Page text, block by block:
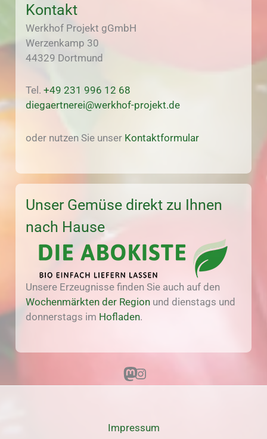
Kontakt
Werkhof Projekt gGmbH
Werzenkamp 30
44329 Dortmund
Tel.+49 231 996 12 68
diegaertnerei@werkhof-projekt.de
oder nutzen Sie unser Kontaktformular
Unser Gemüse direkt zu Ihnen
nach Hause
Unsere Erzeugnisse finden Sie auch auf den
Wochenmärkten der Region und dienstags und
donnerstags im Hofladen.
MastodonInstagram
Impressum